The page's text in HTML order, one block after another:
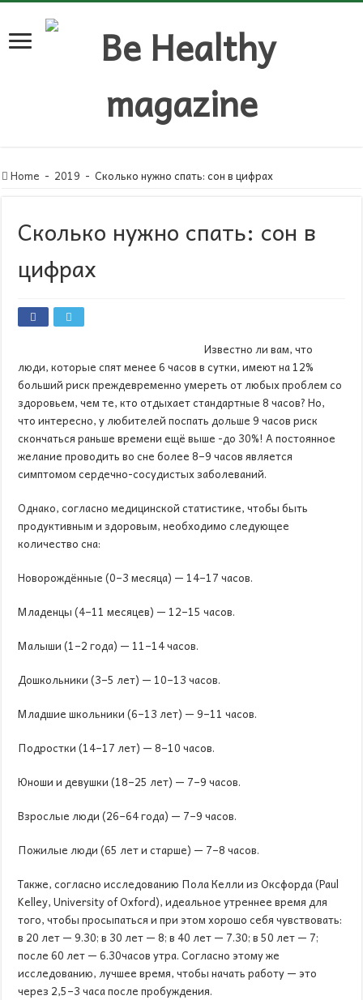
Home - 2019 - Сколько нужно спать: сон в цифрах
Сколько нужно спать: сон в
цифрах
Известно ли вам, что
люди, которые спят менее 6 часов в сутки, имеют на 12%
больший риск преждевременно умереть от любых проблем со
здоровьем, чем те, кто отдыхает стандартные 8 часов? Но,
что интересно, у любителей поспать дольше 9 часов риск
скончаться раньше времени ещё выше -до 30%! А постоянное
желание проводить во сне более 8–9 часов является
симптомом сердечно-сосудистых заболеваний.
Однако, согласно медицинской статистике, чтобы быть
продуктивным и здоровым, необходимо следующее
количество сна:
Новорождённые (0–3 месяца) — 14–17 часов.
Младенцы (4–11 месяцев) — 12–15 часов.
Малыши (1–2 года) — 11–14 часов.
Дошкольники (3–5 лет) — 10–13 часов.
Младшие школьники (6–13 лет) — 9–11 часов.
Подростки (14–17 лет) — 8–10 часов.
Юноши и девушки (18–25 лет) — 7–9 часов.
Взрослые люди (26–64 года) — 7–9 часов.
Пожилые люди (65 лет и старше) — 7–8 часов.
Также, согласно исследованию Пола Келли из Оксфорда (Paul
Kelley, University of Oxford), идеальное утреннее время для
того, чтобы просыпаться и при этом хорошо себя чувствовать:
в 20 лет — 9.30; в 30 лет — 8; в 40 лет — 7.30; в 50 лет — 7;
после 60 лет — 6.30часов утра. Согласно этому же
исследованию, лучшее время, чтобы начать работу — это
через 2,5–3 часа после пробуждения.